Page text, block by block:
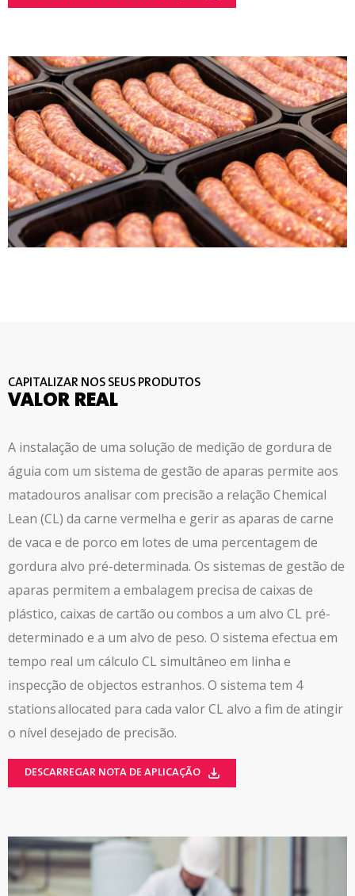
CAPITALIZAR NOS SEUS PRODUTOS
VALOR REAL
A instalação de uma solução de medição de gordura de
águia com um sistema de gestão de aparas permite aos
matadouros analisar com precisão a relação Chemical
Lean (CL) da carne vermelha e gerir as aparas de carne
de vaca e de porco em lotes de uma percentagem de
gordura alvo pré-determinada. Os sistemas de gestão de
aparas permitem a embalagem precisa de caixas de
plástico, caixas de cartão ou combos a um alvo CL pré-
determinado e a um alvo de peso. O sistema efectua em
tempo real um cálculo CL simultâneo em linha e
inspecção de objectos estranhos. O sistema tem 4
stations allocated para cada valor CL alvo a fim de atingir
o nível desejado de precisão.
DESCARREGAR NOTA DE APLICAÇÃO